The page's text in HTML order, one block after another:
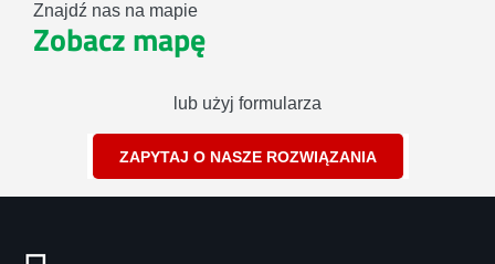
Znajdź nas na mapie
Zobacz mapę
lub użyj formularza
ZAPYTAJ O NASZE ROZWIĄZANIA